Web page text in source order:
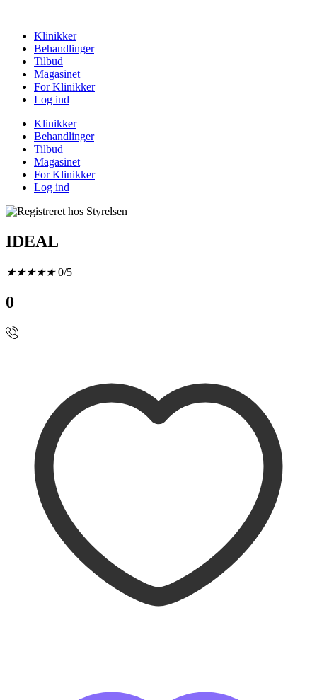
Klinikker
Behandlinger
Tilbud
Magasinet
For Klinikker
Log ind
Klinikker
Behandlinger
Tilbud
Magasinet
For Klinikker
Log ind
IDEAL
★★★★★ 0/5
0